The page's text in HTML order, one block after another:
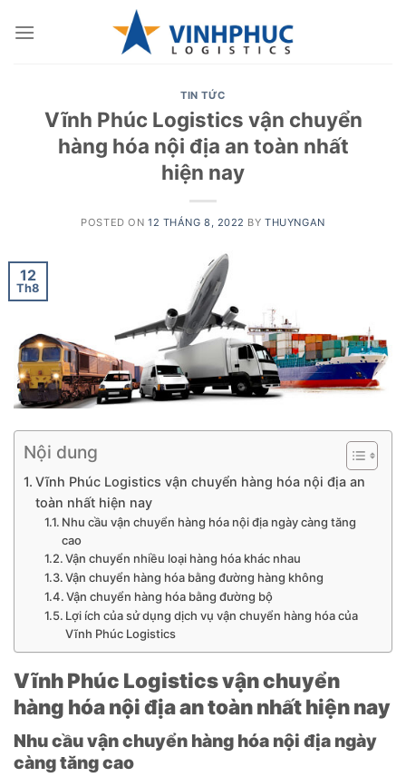
TIN TỨC
Vĩnh Phúc Logistics vận chuyển
hàng hóa nội địa an toàn nhất
hiện nay
POSTED ON 12 THÁNG 8, 2022 BYTHUYNGAN
12
Th8
Nội dung
Vĩnh Phúc Logistics vận chuyển hàng hóa nội địa an
toàn nhất hiện nay
Nhu cầu vận chuyển hàng hóa nội địa ngày càng tăng
cao
Vận chuyển nhiều loại hàng hóa khác nhau
Vận chuyển hàng hóa bằng đường hàng không
Vận chuyển hàng hóa bằng đường bộ
Lợi ích của sử dụng dịch vụ vận chuyển hàng hóa của
Vĩnh Phúc Logistics
Vĩnh Phúc Logistics vận chuyển
hàng hóa nội địa an toàn nhất hiện nay
Nhu cầu vận chuyển hàng hóa nội địa ngày
càng tăng cao